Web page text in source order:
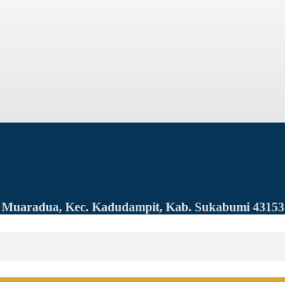
Kec. Kadudampit, Kab. Sukabumi 43153